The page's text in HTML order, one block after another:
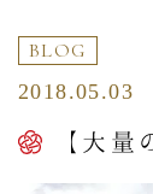
BLOG
2018.05.03
【大量